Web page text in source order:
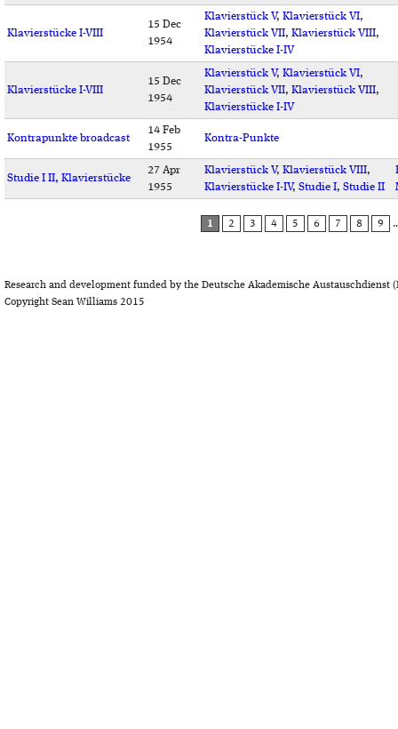
Klavierstücke I-VIII
15 Dec
1954
Klavierstück V, Klavierstück VI,
Klavierstück VII, Klavierstück VIII,
Klavierstücke I-IV
Klavierstücke I-VIII
15 Dec
1954
Klavierstück V, Klavierstück VI,
Klavierstück VII, Klavierstück VIII,
Klavierstücke I-IV
Kontrapunkte broadcast
14 Feb
1955
Kontra-Punkte
Studie I II, Klavierstücke
27 Apr
1955
Klavierstück V, Klavierstück VIII,
Klavierstücke I-IV, Studie I, Studie II
1 2 3 4 5 6 7 8 9
Research and development funded by the Deutsche Akademische Austauschdienst
Copyright Sean Williams 2015